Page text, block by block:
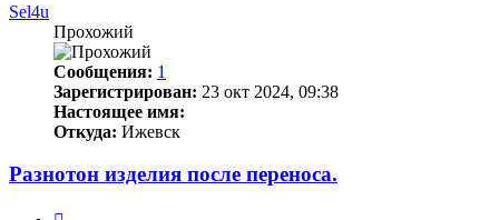
Sel4u
Прохожий
Сообщения: 1
Зарегистрирован: 23 окт 2024, 09:38
Настоящее имя:
Откуда: Ижевск
Разнотон изделия после переноса.